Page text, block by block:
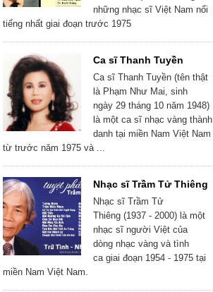
những nhạc sĩ Việt Nam nổi
tiếng nhất giai đoạn trước 1975
Ca sĩ Thanh Tuyền
Ca sĩ Thanh Tuyền (tên thật
là Phạm Như Mai, sinh
ngày 29 tháng 10 năm 1948)
là một ca sĩ nhạc vàng thành
danh tại miền Nam Việt Nam
từ trước năm 1975 và ...
Nhạc sĩ Trầm Tử Thiêng
Nhạc sĩ Trầm Tử
Thiêng (1937 - 2000) là một
nhạc sĩ người Việt của
dòng nhạc vàng và tình
ca giai đoạn 1954 - 1975 tại
miền Nam Việt Nam.